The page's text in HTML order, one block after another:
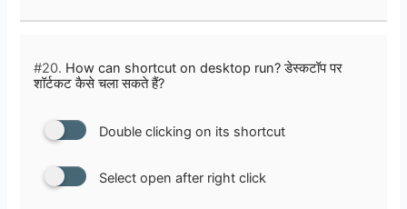
#20. How can shortcut on desktop run? डेस्कटॉप पर
शॉर्टकट कैसे चला सकते हैं?
Double clicking on its shortcut
Select open after right click